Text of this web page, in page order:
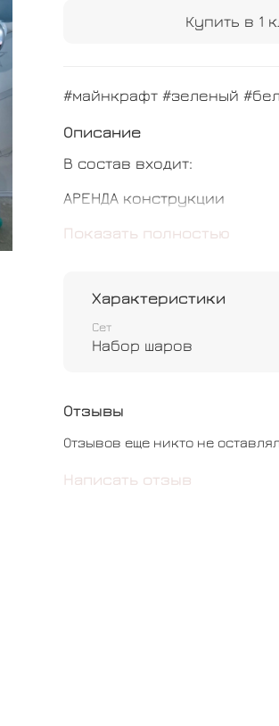
Купить в 1
#майнкрафт #зеленый
Описание
В состав входит:
АРЕНДА конструкции
КРУГ с индивидуальной
Показать полностью
Характеристики
Сет
Набор шаров
Отзывы
Отзывов еще никто не оставлял
Написать отзыв